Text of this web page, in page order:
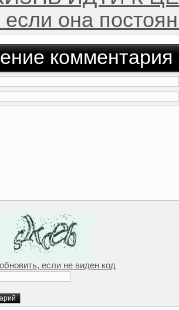
если она
комментария
обновить, если не виден код